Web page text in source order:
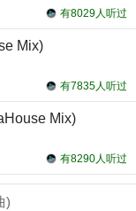
有8029人听过
Mix)
有7835人听过
Mix)
有8290人听过
)